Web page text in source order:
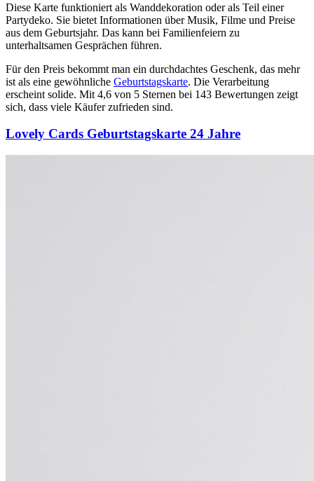
Diese Karte funktioniert als Wanddekoration oder als Teil einer
Partydeko. Sie bietet Informationen über Musik, Filme und Preise
aus dem Geburtsjahr. Das kann bei Familienfeiern zu
unterhaltsamen Gesprächen führen.
Für den Preis bekommt man ein durchdachtes Geschenk, das mehr
ist als eine gewöhnliche Geburtstagskarte. Die Verarbeitung
erscheint solide. Mit 4,6 von 5 Sternen bei 143 Bewertungen zeigt
sich, dass viele Käufer zufrieden sind.
Lovely Cards Geburtstagskarte 24 Jahre